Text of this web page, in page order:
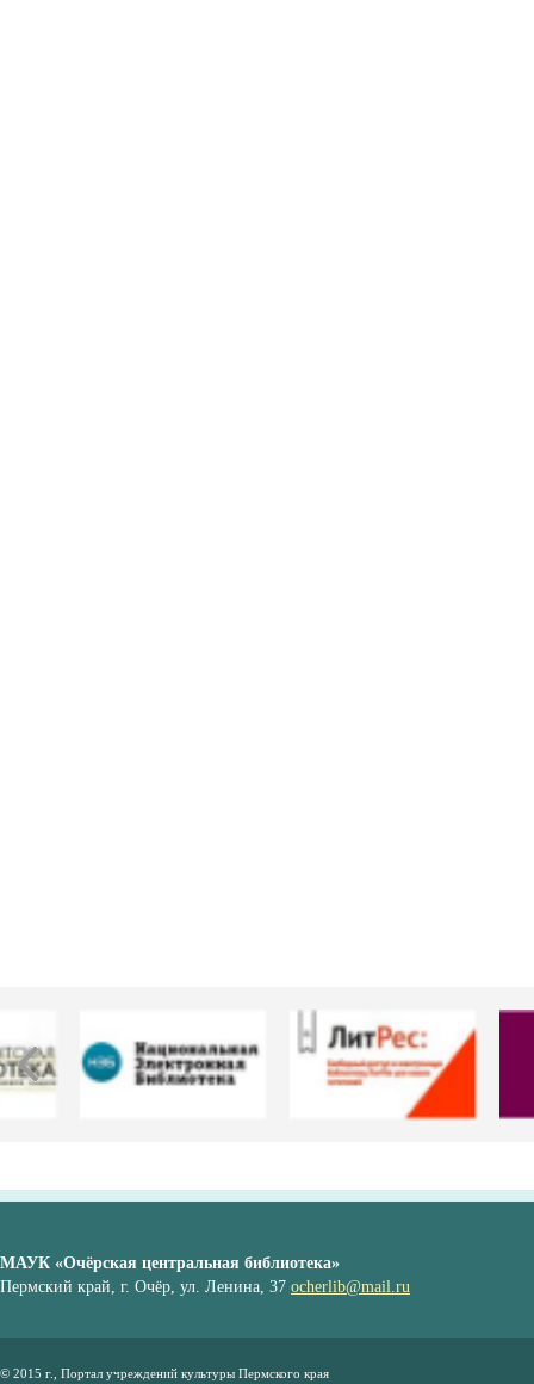
МАУК «Очёрская центральная библиотека»
Пермский край, г. Очёр, ул. Ленина, 37 ocherlib@mail.ru
© 2015 г., Портал учреждений культуры Пермского края